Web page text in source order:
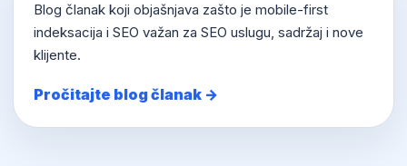
Blog članak koji objašnjava zašto je mobile-first
indeksacija i SEO važan za SEO uslugu, sadržaj i nove
klijente.
Pročitajte blog članak →